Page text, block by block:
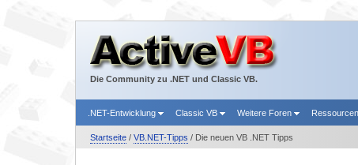
Die Community zu .NET und Classic VB.
.NET-Entwicklung Classic VB Weitere Foren
Startseite/ VB.NET-Tipps / Die neuen VB .NET Tipps